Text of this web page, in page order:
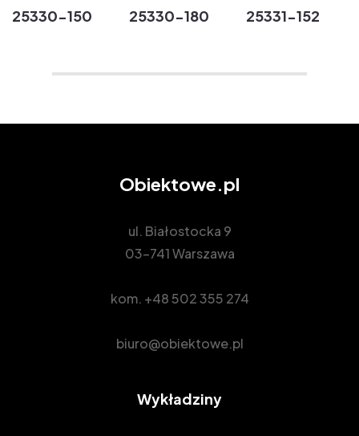
25330-150 25330-180 25331-152
Obiektowe.pl
ul. Białostocka 9
03-741 Warszawa
kom. +48 502 355 274
biuro@obiektowe.pl
Wykładziny